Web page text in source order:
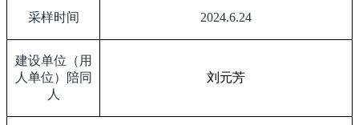
采样时间 2024.6.24
建设单位（用
人单位）陪同
人
刘元芳